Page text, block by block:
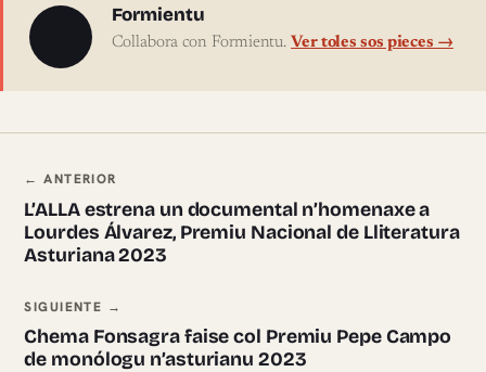
Sobre l'autor
Formientu
Collabora con Formientu. Ver toles sos pieces →
Navegación ente pieces
← ANTERIOR
L’ALLA estrena un documental n’homenaxe a
Lourdes Álvarez, Premiu Nacional de Lliteratura
Asturiana 2023
SIGUIENTE →
Chema Fonsagra faise col Premiu Pepe Campo
de monólogu n’asturianu 2023